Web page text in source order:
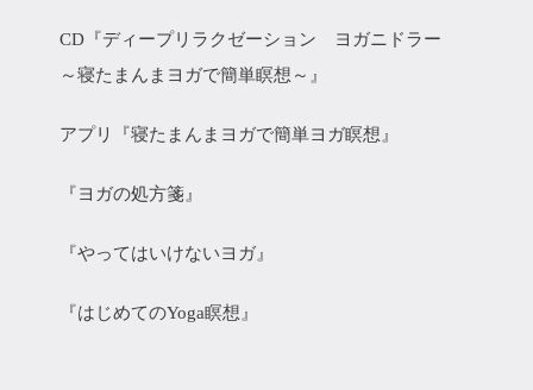
CD『ディープリラクゼーション ヨガニドラー
～寝たまんまヨガで簡単瞑想～』
アプリ『寝たまんまヨガで簡単ヨガ瞑想』
『ヨガの処方箋』
『やってはいけないヨガ』
『はじめてのYoga瞑想』